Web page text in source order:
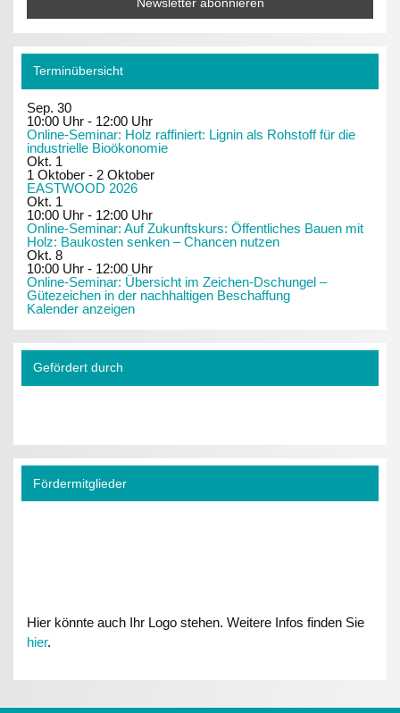
Terminübersicht
Sep.30
10:00 Uhr - 12:00 Uhr
Online-Seminar: Holz raffiniert: Lignin als Rohstoff für die
industrielle Bioökonomie
Okt. 1
1 Oktober - 2 Oktober
EASTWOOD 2026
Okt. 1
10:00 Uhr - 12:00 Uhr
Online-Seminar: Auf Zukunftskurs: Öffentliches Bauen mit
Holz: Baukosten senken – Chancen nutzen
Okt.8
10:00 Uhr - 12:00 Uhr
Online-Seminar: Übersicht im Zeichen-Dschungel –
Gütezeichen in der nachhaltigen Beschaffung
Kalender anzeigen
Gefördert durch
Fördermitglieder
Hier könnte auch Ihr Logo stehen. Weitere Infos finden Sie
hier.